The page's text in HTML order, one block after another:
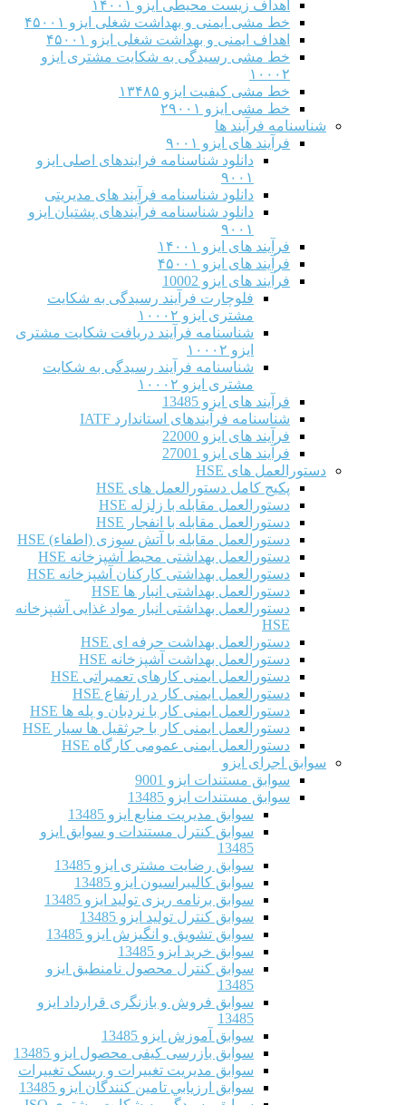
اهداف زیست محیطی ایزو ۱۴۰۰۱
خط مشی ایمنی و بهداشت شغلی ایزو ۴۵۰۰۱
اهداف ایمنی و بهداشت شغلی ایزو ۴۵۰۰۱
خط مشی رسیدگی به شکایت مشتری ایزو
۱۰۰۰۲
خط مشی کیفیت ایزو ۱۳۴۸۵
خط مشی ایزو ۲۹۰۰۱
شناسنامه فرآیند ها
فرآیند های ایزو ۹۰۰۱
دانلود شناسنامه فرایندهای اصلی ایزو
۹۰۰۱
دانلود شناسنامه فرآیند های مدیریتی
دانلود شناسنامه فرآیندهای پشتیان ایزو
۹۰۰۱
فرآیند های ایزو ۱۴۰۰۱
فرآیند های ایزو ۴۵۰۰۱
فرآیند های ایزو 10002
فلوچارت فرآیند رسیدگی به شکایت
مشتری ایزو ۱۰۰۰۲
شناسنامه فرآیند دریافت شکایت مشتری
ایزو ۱۰۰۰۲
شناسنامه فرآیند رسیدگی به شکایت
مشتری ایزو ۱۰۰۰۲
فرآیند های ایزو 13485
شناسنامه فرآیندهای استاندارد IATF
فرآیند های ایزو 22000
فرآیند های ایزو 27001
دستورالعمل های HSE
پکیج کامل دستورالعمل های HSE
دستورالعمل مقابله با زلزله HSE
دستورالعمل مقابله با انفجار HSE
دستورالعمل مقابله با آتش سوزی (اطفاء) HSE
دستورالعمل بهداشتی محیط آشپزخانه HSE
دستورالعمل بهداشتی کارکنان آشپزخانه HSE
دستورالعمل بهداشتی انبار ها HSE
دستورالعمل بهداشتی انبار مواد غذایی آشپزخانه
HSE
دستورالعمل بهداشت حرفه ای HSE
دستورالعمل بهداشت آشپزخانه HSE
دستورالعمل ایمنی کارهای تعمیراتی HSE
دستورالعمل ایمنی کار در ارتفاع HSE
دستورالعمل ایمنی کار با نردبان و پله ها HSE
دستورالعمل ایمنی کار با جرثقیل ها سیار HSE
دستورالعمل ایمنی عمومی کارگاه HSE
سوابق اجرای ایزو
سوابق مستندات ایزو 9001
سوابق مستندات ایزو 13485
سوابق مدیریت منابع ایزو 13485
سوابق کنترل مستندات و سوابق ایزو
13485
سوابق رضایت مشتری ایزو 13485
سوابق كاليبراسيون ایزو 13485
سوابق برنامه ریزی تولید ایزو 13485
سوابق کنترل تولید ایزو 13485
سوابق تشویق و انگیزش ایزو 13485
سوابق خرید ایزو 13485
سوابق کنترل محصول نامنطبق ایزو
13485
سوابق فروش و بازنگری قرارداد ایزو
13485
سوابق آموزش ایزو 13485
سوابق بازرسی کیفی محصول ایزو 13485
سوابق مدیریت تغییرات و ریسک تغییرات
سوابق ارزيابي تامين كنندگان ایزو 13485